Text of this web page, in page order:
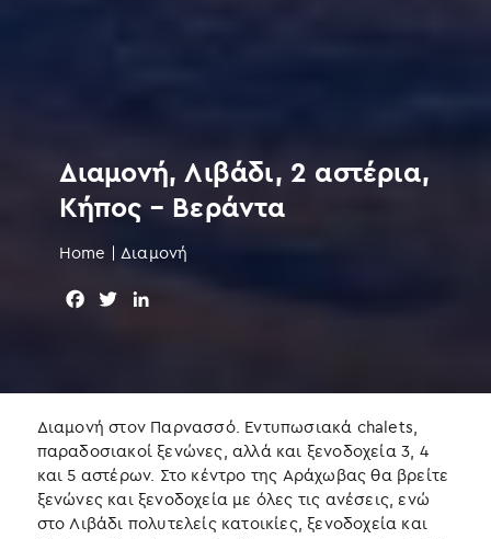
Διαμονή, Λιβάδι, 2 αστέρια,
Κήπος – Βεράντα
Home | Διαμονή
b
o
o
k
t
e
r
e
d
n
Διαμονή στον Παρνασσό. Εντυπωσιακά chalets,
παραδοσιακοί ξενώνες, αλλά και ξενοδοχεία 3, 4
και 5 αστέρων. Στο κέντρο της Αράχωβας θα βρείτε
ξενώνες και ξενοδοχεία με όλες τις ανέσεις, ενώ
στο Λιβάδι πολυτελείς κατοικίες, ξενοδοχεία και